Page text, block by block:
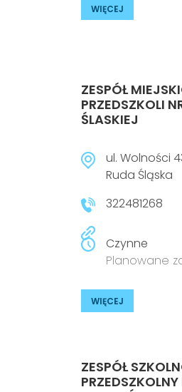
WIĘCEJ
ZESPÓŁ
PRZEDSZKOLI
ŚLASKIEJ
ul. Wolności
Ruda Śląska
322481268
Czynne
Planowane
WIĘCEJ
ZESPÓŁ
PRZEDSZKOLNY